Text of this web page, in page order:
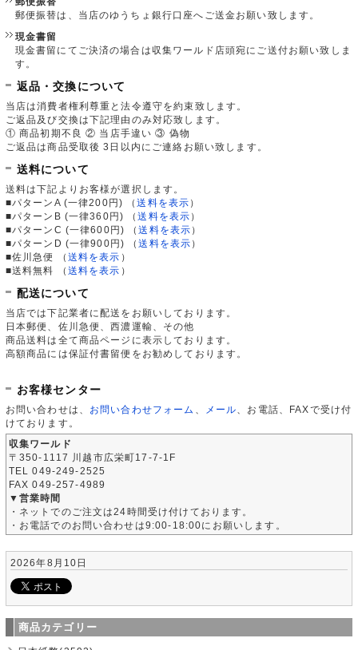
郵便振替は、当店のゆうちょ銀行口座へご送金お願い致します。
現金書留
現金書留にてご決済の場合は収集ワールド店頭宛にご送付お願い致しま
す。
返品・交換について
当店は消費者権利尊重と法令遵守を約束致します。
ご返品及び交換は下記理由のみ対応致します。
① 商品初期不良 ② 当店手違い ③ 偽物
ご返品は商品受取後 3日以内にご連絡お願い致します。
送料について
送料は下記よりお客様が選択します。
■パターンA (一律200円)
（送料を表示 ）
■パターンB (一律360円)
（送料を表示 ）
■パターンC (一律600円)
（送料を表示 ）
■パターンD (一律900円)
（送料を表示 ）
■佐川急便
（ 送料を表示 ）
■送料無料
（ 送料を表示 ）
配送について
当店では下記業者に配送をお願いしております。
日本郵便、佐川急便、西濃運輸、その他
商品送料は全て商品ページに表示しております。
高額商品には保証付書留便をお勧めしております。
お客様センター
お問い合わせは、 お問い合わせフォーム メール 、お電話、FAXで受け付
けております。
収集ワールド
〒350-1117 川越市広栄町17-7-1F
TEL 049-249-2525
FAX 049-257-4989
▼営業時間
・ネットでのご注文は24時間受け付けております。
・お電話でのお問い合わせは9:00-18:00にお願いします。
2026年8月10日
商品カテゴリー